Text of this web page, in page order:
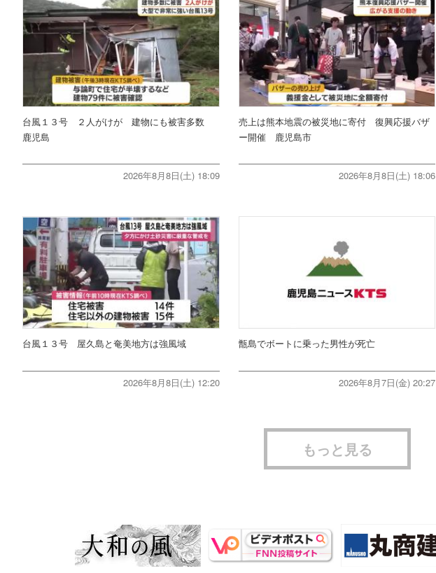
台風１３号 ２人がけが 建物にも被害多数
鹿児島
2026年8月8日(土) 18:09
売上は熊本地震の被災地に寄付 復興応援バザ
ー開催 鹿児島市
2026年8月8日(土) 18:06
台風１３号 屋久島と奄美地方は強風域
2026年8月8日(土) 12:20
甑島でボートに乗った男性が死亡
2026年8月7日(金) 20:27
もっと見る